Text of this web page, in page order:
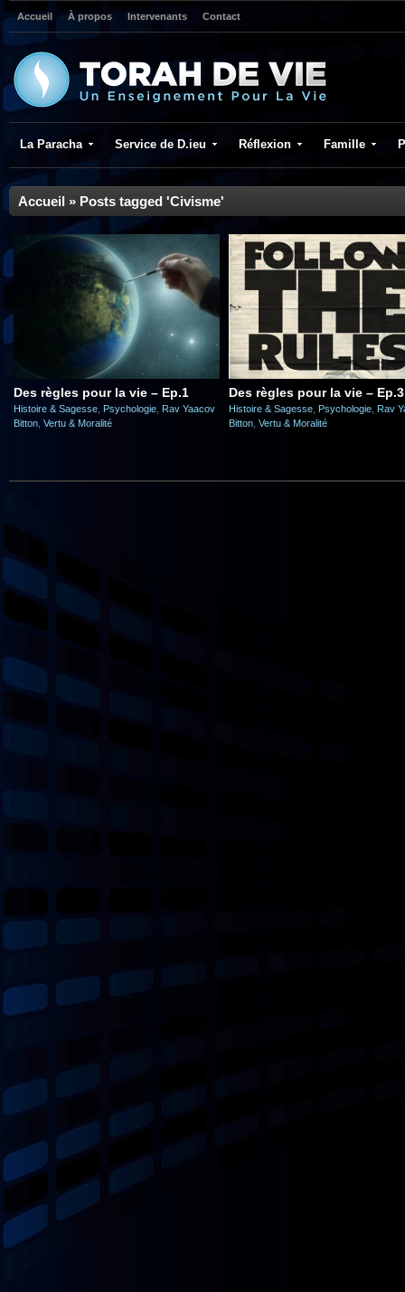
Accueil À propos Intervenants Contact
La Paracha Service de D.ieu Réflexion Famille
Accueil » Posts tagged 'Civisme'
Des règles pour la vie – Ep.1
Histoire & Sagesse Psychologie Rav Yaacov
Bitton Vertu & Moralité
Des règles pour la vie – Ep.3
Histoire & Sagesse Psychologie Rav
Bitton Vertu & Moralité